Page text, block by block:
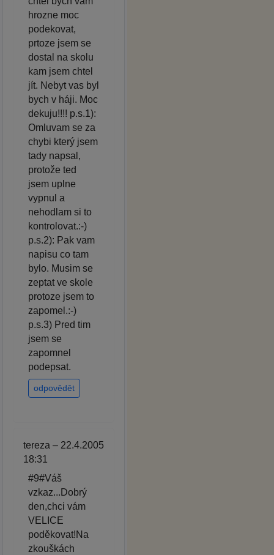
hrozne moc
podekovat,
prtoze jsem se
dostal na skolu
kam jsem chtel
jít. Nebyt vas byl
bych v háji. Moc
dekuju!!!! p.s.1):
Omluvam se za
chybi který jsem
tady napsal,
protože ted
jsem uplne
vypnul a
nehodlam si to
kontrolovat.:-)
p.s.2): Pak vam
napisu co tam
bylo. Musim se
zeptat ve skole
protoze jsem to
zapomel.:-)
p.s.3) Pred tim
jsem se
zapomnel
podepsat.
odpovědět
tereza – 22.4.2005
18:31
#9#Váš
vzkaz...Dobrý
den,chci vám
VELICE
poděkovat!Na
zkouškách